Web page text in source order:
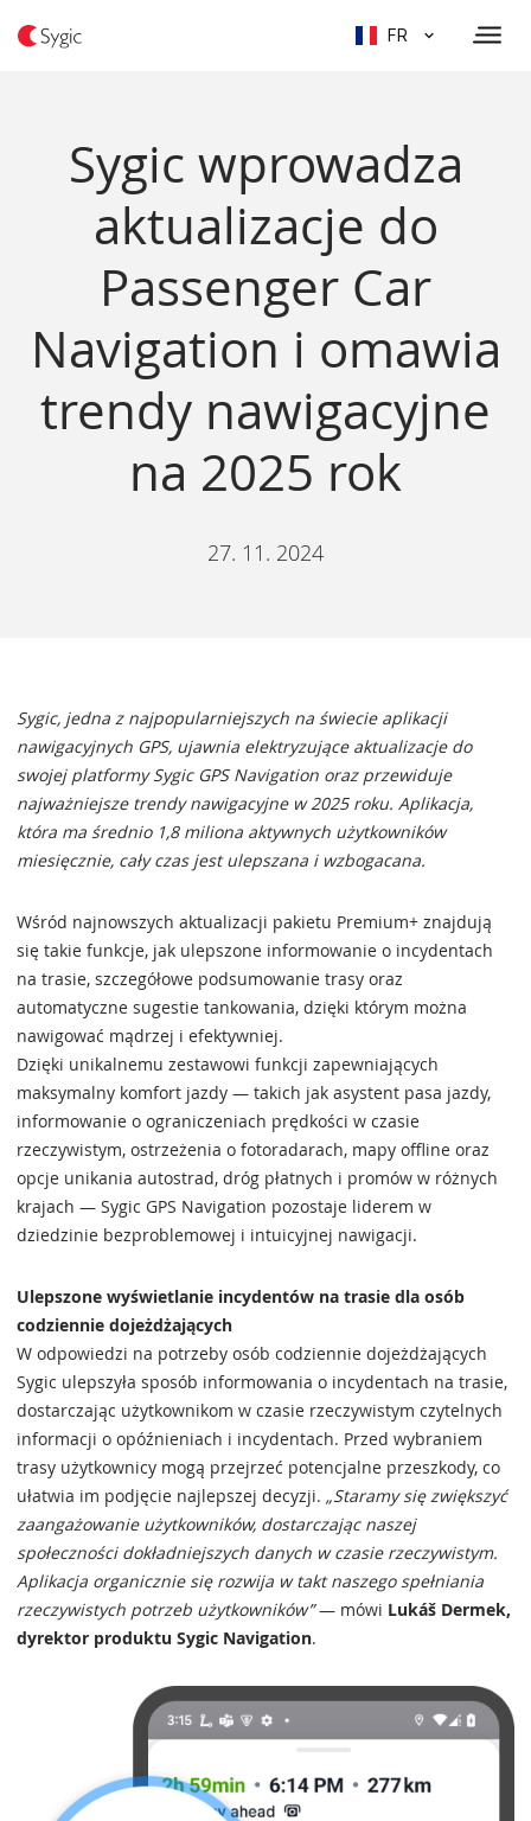
FR
Sygic wprowadza
aktualizacje do
Passenger Car
Navigation i omawia
trendy nawigacyjne
na 2025 rok
27. 11. 2024
Sygic, jedna z najpopularniejszych na świecie aplikacji
nawigacyjnych GPS, ujawnia elektryzujące aktualizacje do
swojej platformy Sygic GPS Navigation oraz przewiduje
najważniejsze trendy nawigacyjne w 2025 roku. Aplikacja,
która ma średnio 1,8 miliona aktywnych użytkowników
miesięcznie, cały czas jest ulepszana i wzbogacana.
Wśród najnowszych aktualizacji pakietu Premium+ znajdują
się takie funkcje, jak ulepszone informowanie o incydentach
na trasie, szczegółowe podsumowanie trasy oraz
automatyczne sugestie tankowania, dzięki którym można
nawigować mądrzej i efektywniej.
Dzięki unikalnemu zestawowi funkcji zapewniających
maksymalny komfort jazdy — takich jak asystent pasa jazdy,
informowanie o ograniczeniach prędkości w czasie
rzeczywistym, ostrzeżenia o fotoradarach, mapy offline oraz
opcje unikania autostrad, dróg płatnych i promów w różnych
krajach — Sygic GPS Navigation pozostaje liderem w
dziedzinie bezproblemowej i intuicyjnej nawigacji.
Ulepszone wyświetlanie incydentów na trasie dla osób
codziennie dojeżdżających
W odpowiedzi na potrzeby osób codziennie dojeżdżających
Sygic ulepszyła sposób informowania o incydentach na trasie,
dostarczając użytkownikom w czasie rzeczywistym czytelnych
informacji o opóźnieniach i incydentach. Przed wybraniem
trasy użytkownicy mogą przejrzeć potencjalne przeszkody, co
ułatwia im podjęcie najlepszej decyzji. „Staramy się zwiększyć
zaangażowanie użytkowników, dostarczając naszej
społeczności dokładniejszych danych w czasie rzeczywistym.
Aplikacja organicznie się rozwija w takt naszego spełniania
rzeczywistych potrzeb użytkowników”— mówi Lukáš Dermek,
dyrektor produktu Sygic Navigation.